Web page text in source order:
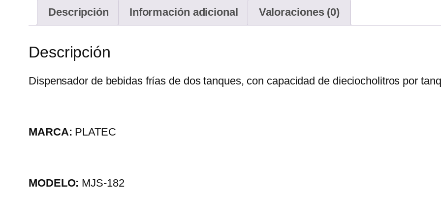
Descripción Información adicional Valoraciones (0)
Descripción
Dispensador de bebidas frías de dos tanques, con capacidad de dieciocholitros por
MARCA: PLATEC
MODELO: MJS-182